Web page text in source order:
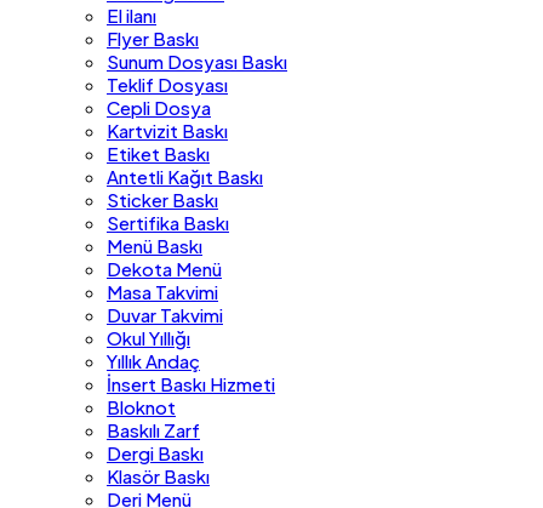
El ilanı
Flyer Baskı
Sunum Dosyası Baskı
Teklif Dosyası
Cepli Dosya
Kartvizit Baskı
Etiket Baskı
Antetli Kağıt Baskı
Sticker Baskı
Sertifika Baskı
Menü Baskı
Dekota Menü
Masa Takvimi
Duvar Takvimi
Okul Yıllığı
Yıllık Andaç
İnsert Baskı Hizmeti
Bloknot
Baskılı Zarf
Dergi Baskı
Klasör Baskı
Deri Menü